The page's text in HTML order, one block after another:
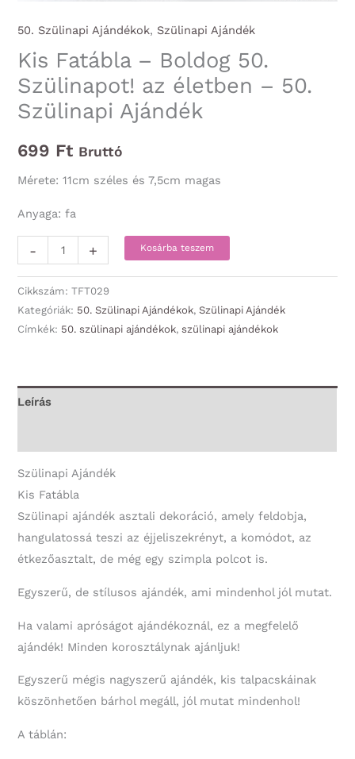
50. Szülinapi Ajándékok, Szülinapi Ajándék
Kis Fatábla – Boldog 50.
Szülinapot! az életben – 50.
Szülinapi Ajándék
699 Ft Bruttó
Mérete: 11cm széles és 7,5cm magas
Anyaga: fa
-
Fatábla
-
Boldog
50.
életben
Ajándék
mennyiség
+ Kosárba teszem
Cikkszám:TFT029
Kategóriák: 50. Szülinapi Ajándékok,Szülinapi Ajándék
Címkék: 50. szülinapi ajándékok,szülinapi ajándékok
Leírás
Szülinapi Ajándék
Kis Fatábla
Szülinapi ajándék asztali dekoráció, amely feldobja,
hangulatossá teszi az éjjeliszekrényt, a komódot, az
étkezőasztalt, de még egy szimpla polcot is.
Egyszerű, de stílusos ajándék, ami mindenhol jól mutat.
Ha valami apróságot ajándékoznál, ez a megfelelő
ajándék! Minden korosztálynak ajánljuk!
Egyszerű mégis nagyszerű ajándék, kis talpacskáinak
köszönhetően bárhol megáll, jól mutat mindenhol!
A táblán: